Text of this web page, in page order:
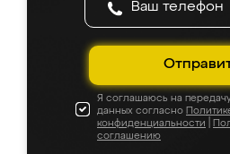
Я соглашаюсь на
данных согласно
конфиденциальности
соглашению